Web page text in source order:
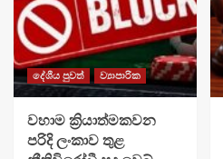
දේශීය පුවත් ව්‍යාපාරික
වහාම ක්‍රියාත්මකවන
පරිදි ලංකාව තුළ